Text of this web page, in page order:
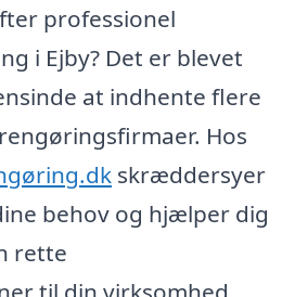
professionel
i Ejby? Det er blevet
at indhente flere
Hos
skræddersyer
behov og hjælper dig
rette